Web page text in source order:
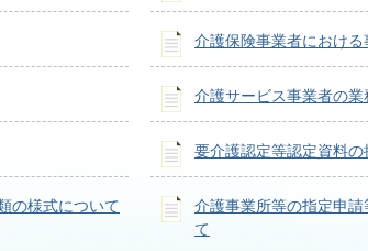
介護保険事業者におけ
介護サービス事業者の
要介護認定等認定資料の
の様式について
介護事業所等の指定申
て